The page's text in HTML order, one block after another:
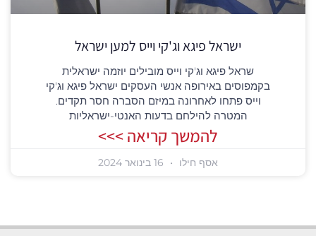
ישראל פיגא וג'קי וייס למען ישראל
שראל פיגא וג'קי וייס מובילים יוזמה ישראלית
בקמפוסים באירופה אנשי העסקים ישראל פיגא וג'קי
וייס פתחו לאחרונה במיזם הסברה חסר תקדים.
המטרה להילחם בדעות האנטי-ישראליות
להמשך קריאה >>>
אסף חילו